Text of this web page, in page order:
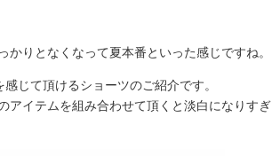
りとなくなって夏本番といった感じですね。
じて頂けるショーツのご紹介です。
アイテムを組み合わせて頂くと淡白になりすぎ